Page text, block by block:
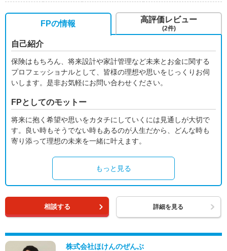
FPの情報
自己紹介
保険はもちろん、将来設計や家計管理など未来とお金に関する
プロフェッショナルとして、皆様の理想や思いをじっくりお伺
いします。是非お気軽にお問い合わせください。
FPとしてのモットー
将来に抱く希望や思いをカタチにしていくには見通しが大切で
す。良い時もそうでない時もあるのが人生だから、どんな時も
寄り添って理想の未来を一緒に叶えます。
もっと見る
高評価レビュー
(2件)
相談する 詳細を見る
株式会社ほけんのぜんぶ